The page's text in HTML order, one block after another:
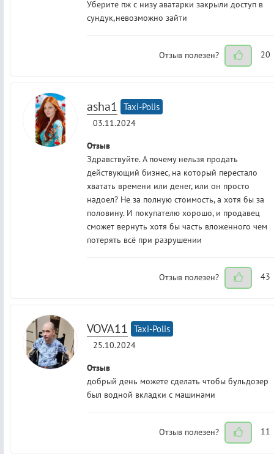
Уберите пж с низу аватарки закрыли доступ в
сундук,невозможно зайти
Отзыв полезен? 20
asha1 Taxi-Polis
03.11.2024
Отзыв
Здравствуйте. А почему нельзя продать
действующий бизнес, на который перестало
хватать времени или денег, или он просто
надоел? Не за полную стоимость, а хотя бы за
половину. И покупателю хорошо, и продавец
сможет вернуть хотя бы часть вложенного чем
потерять всё при разрушении
Отзыв полезен? 43
VOVA11 Taxi-Polis
25.10.2024
Отзыв
добрый день можете сделать чтобы бульдозер
был водной вкладки с машинами
Отзыв полезен? 11